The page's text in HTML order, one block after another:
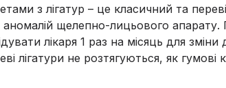
з лігатур – це класичний та
щелепно-лицьового апарату.
лікаря 1 раз на місяць для
лігатури не розтягуються, як гумові